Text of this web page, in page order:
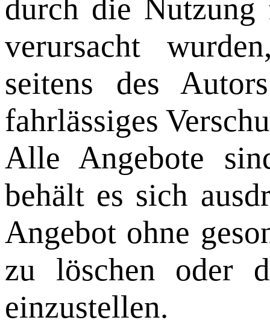
durch die Nutzung
verursacht
seitens des
fahrlässiges
Alle Angebote
behält es sich
Angebot ohne
zu löschen oder
einzustellen.